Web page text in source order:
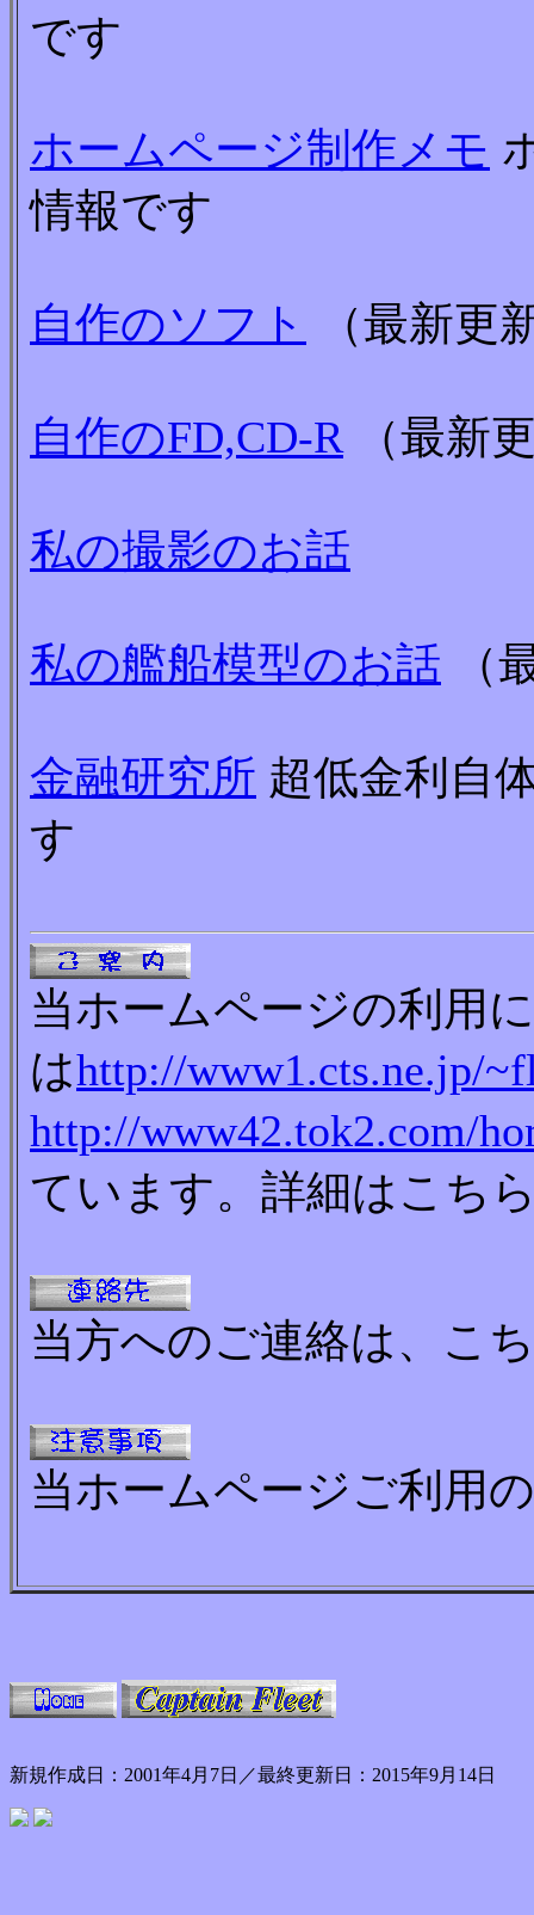
です
ホームページ制作メモ
情報です
自作のソフト （最新更
自作のFD,CD-R （最新
私の撮影のお話
私の艦船模型のお話 （
金融研究所 超低金利自
す
当ホームページの利用
はhttp://www1.cts.ne.jp/
http://www42.tok2.com/
ています。詳細はこち
当方へのご連絡は、こ
当ホームページご利用
新規作成日：2001年4月7日／最終更新日：2015年9月14日